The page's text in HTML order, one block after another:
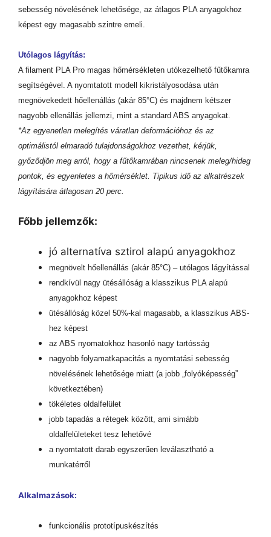
sebesség növelésének lehetősége, az átlagos PLA anyagokhoz
képest egy magasabb szintre emeli.
Utólagos lágyítás:
A filament PLA Pro magas hőmérsékleten utókezelhető fűtőkamra
segítségével. A nyomtatott modell kikristályosodása után
megnövekedett hőellenállás (akár 85°C) és majdnem kétszer
nagyobb ellenállás jellemzi, mint a standard ABS anyagokat.
*Az egyenetlen melegítés váratlan deformációhoz és az
optimálistól elmaradó tulajdonságokhoz vezethet, kérjük,
győződjön meg arról, hogy a fűtőkamrában nincsenek meleg/hideg
pontok, és egyenletes a hőmérséklet. Tipikus idő az alkatrészek
lágyítására átlagosan 20 perc.
Főbb jellemzők:
jó alternatíva sztirol alapú anyagokhoz
megnövelt hőellenállás (akár 85°C) – utólagos lágyítással
rendkívül nagy ütésállóság a klasszikus PLA alapú
anyagokhoz képest
ütésállóság közel 50%-kal magasabb, a klasszikus ABS-
hez képest
az ABS nyomatokhoz hasonló nagy tartósság
nagyobb folyamatkapacitás a nyomtatási sebesség
növelésének lehetősége miatt (a jobb „folyóképesség”
következtében)
tökéletes oldalfelület
jobb tapadás a rétegek között, ami simább
oldalfelületeket tesz lehetővé
a nyomtatott darab egyszerűen leválasztható a
munkatérről
Alkalmazások:
funkcionális prototípuskészítés